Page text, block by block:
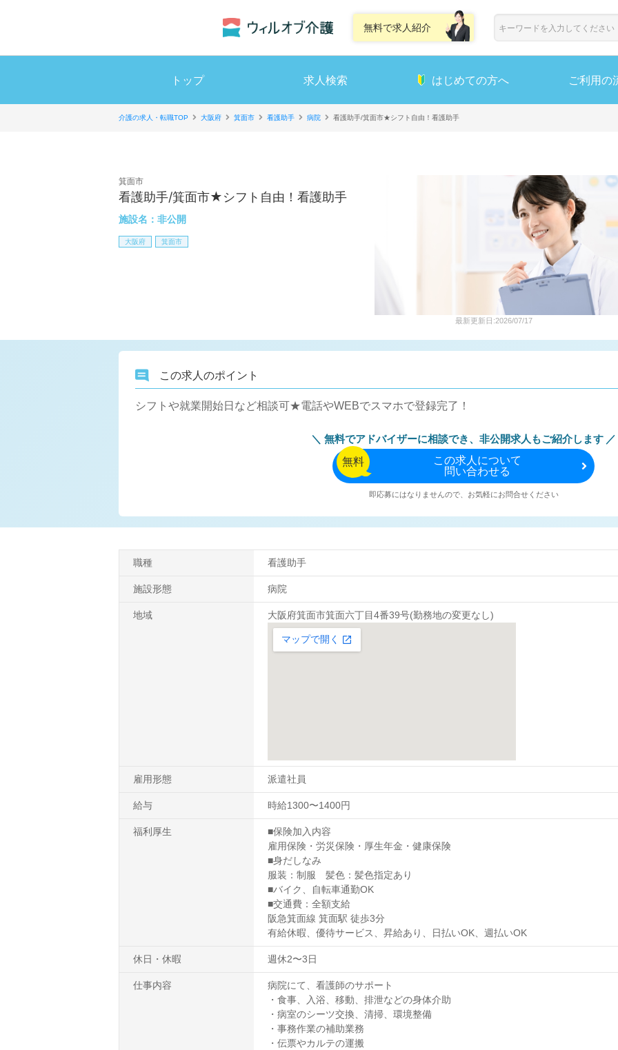
無料で求人紹介
トップ 求人検索 はじめての方へ ご利用の
介護の求人・転職TOP 大阪府 箕面市 看護助手 病院 看護助手/箕面市★シフト自由！看護助手
看護助手/箕面市★シフト自由！看護助手
施設名： 非公開
箕面市
大阪府 箕面市
最新更新日:2026/07/17
この求人のポイント
シフトや就業開始日など相談可★電話やWEBでスマホで登録完了！
無料でアドバイザーに相談でき、 非公開求人もご紹介します
無料
この求人について
問い合わせる
即応募にはなりませんので、お気軽にお問合せください
職種 看護助手
施設形態 病院
地域 大阪府箕面市箕面六丁目4番39号(勤務地の変更なし)
雇用形態 派遣社員
給与 時給1300〜1400円
福利厚生
■保険加入内容
雇用保険・労災保険・厚生年金・健康保険
■身だしなみ
服装：制服 髪色：髪色指定あり
■バイク、自転車通勤OK
■交通費：全額支給
阪急箕面線 箕面駅 徒歩3分
有給休暇、優待サービス、昇給あり、日払いOK、週払いOK
休日・休暇 週休2〜3日
仕事内容
病院にて、看護師のサポート
・食事、入浴、移動、排泄などの身体介助
・病室のシーツ交換、清掃、環境整備
・事務作業の補助業務
・伝票やカルテの運搬